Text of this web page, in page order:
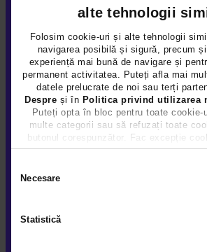
alte tehnologii
Folosim cookie-uri și alte tehnologii
navigarea posibilă și sigură, precum
experiență mai bună de navigare și
permanent activitatea. Puteți afla mai
datele prelucrate de noi sau terți
Despre și în Politica privind utilizarea
Puteți opta în bloc pentru toate cookie-
multe categorii sau să refuzați toate
butonul corespunzător. Fac excepție
care sunt activate automat, conform
Necesare
Statistică
MERCEDES BENZ CLA 180
28.990 €